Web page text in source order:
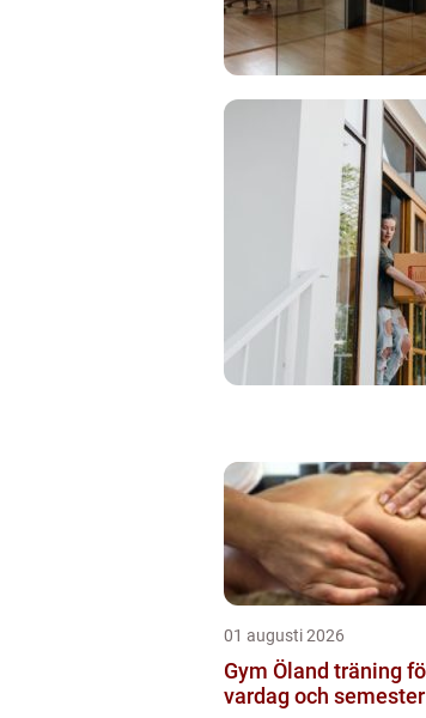
01 augusti 2026
Gym Öland träning för både
vardag och semester